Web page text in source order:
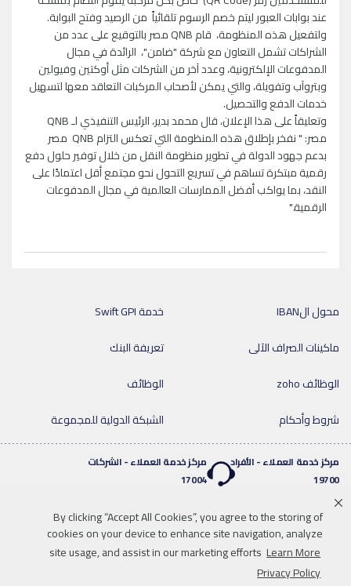
By clicking “Accept All Cookies”, you agree to the storing of
cookies on your device to enhance site navigation, analyze
site usage, and assist in our marketing efforts Learn More
Privacy Policy
عند بوابات العبور ليتم خصم الرسوم تلقائياً من الرصيد وفتح البوابة.
ولتفعيل هذه المنظومة، قام QNB مصر بالتوقيع على عدد من
الشراكات تشمل التعاون مع شركة "ضامن"، الرائدة في مجال
المدفوعات الإلكترونية، وعدد آخر من الشركات مثل أوكتين وفيولين
وبتروآب وتفويلة، والتي يمكن لأصحاب المركبات التعاقد معها لتسهيل
خدمات الدفع والتحصيل.
وتعليقاً على هذا الإعلان، قال محمد بدير، الرئيس التنفيذي لـ QNB
مصر: " نفخر بإطلاق هذه المنظومة التي تعكس التزام QNB مصر
بدعم جهود الدولة في تطوير منظومة النقل من خلال توفير حلول دفع
رقمية مبتكرة تساهم في تسريع التحول نحو مجتمع أقل اعتمادًا على
النقد، بما يواكب أفضل الممارسات العالمية في مجال المدفوعات
الرقمية."
خدمة Swift GPI
محول الIBAN
تعريفة البنك
ماكينات الصراف الآلى
الوظائف
الوظائف zoho
الشبكة الدولية للمجموعة
شروط وأحكام
مركز خدمة العملاء - الأفراد
19700
مركز خدمة العملاء - الشركات
17004
خدمة واتساب المصرفية
0020219700
twitteryoutube
للاتصال بنا خريطة الموقع إخلاء المسؤولية